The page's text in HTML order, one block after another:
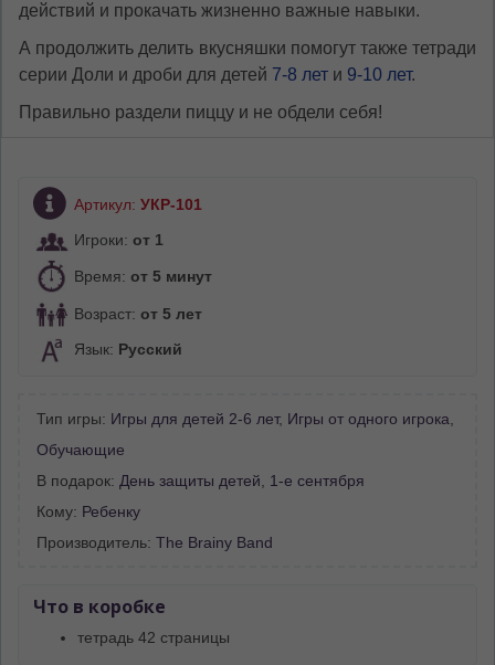
действий и прокачать жизненно важные навыки.
А продолжить делить вкусняшки помогут также тетради
серии Доли и дроби для детей 7-8 лет и 9-10 лет.
Правильно раздели пиццу и не обдели себя!
Артикул: УКР-101
Игроки: от 1
Время: от 5 минут
Возраст: от 5 лет
Язык: Русский
Тип игры: Игры для детей 2-6 лет, Игры от одного игрока
Обучающие
В подарок: День защиты детей
1-е сентября
Кому: Ребенку
Производитель: The Brainy Band
Что в коробке
тетрадь 42 страницы